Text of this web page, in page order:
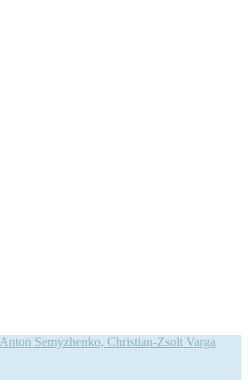
Anton Semyzhenko, Christian-Zsolt Varga